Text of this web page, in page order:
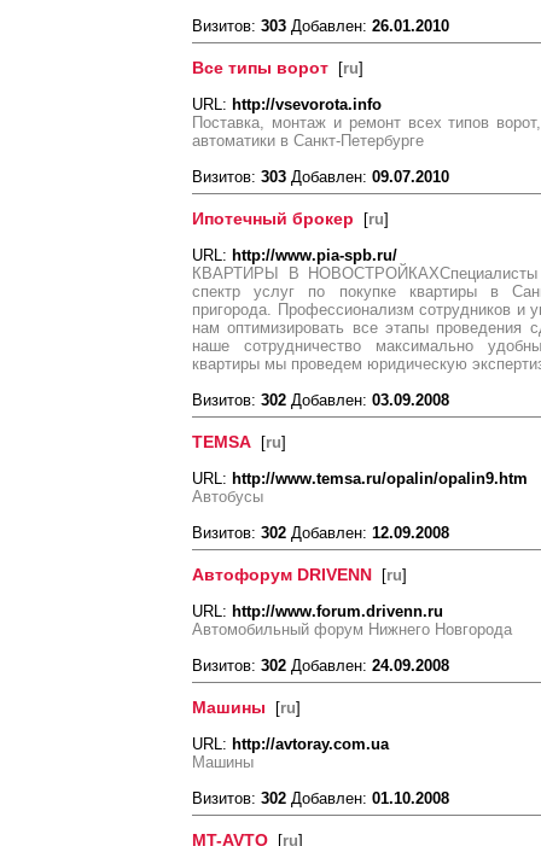
Визитов: 303 Добавлен: 26.01.2010
Все типы ворот [ru]
URL: http://vsevorota.info
Поставка, монтаж и ремонт всех типов
автоматики в Санкт-Петербурге
Визитов: 303 Добавлен: 09.07.2010
Ипотечный брокер [ru]
URL: http://www.pia-spb.ru/
КВАРТИРЫ В НОВОСТРОЙКАХСпециалисты
спектр услуг по покупке квартиры в
пригорода. Профессионализм сотрудников и
нам оптимизировать все этапы проведения
наше сотрудничество максимально
квартиры мы проведем юридическую
Визитов: 302 Добавлен: 03.09.2008
TEMSA [ru]
URL: http://www.temsa.ru/opalin/opalin9.htm
Автобусы
Визитов: 302 Добавлен: 12.09.2008
Автофорум DRIVENN [ru]
URL: http://www.forum.drivenn.ru
Автомобильный форум Нижнего Новгорода
Визитов: 302 Добавлен: 24.09.2008
Машины [ru]
URL: http://avtoray.com.ua
Машины
Визитов: 302 Добавлен: 01.10.2008
MT-AVTO [ru]